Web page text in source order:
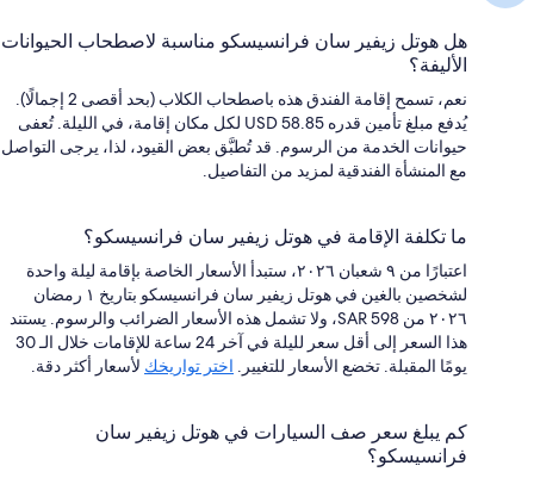
هل هوتل زيفير سان فرانسيسكو مناسبة لاصطحاب الحيوانات
الأليفة؟
نعم، تسمح إقامة الفندق هذه باصطحاب الكلاب (بحد أقصى 2 إجمالًا).
يُدفع مبلغ تأمين قدره USD 58.85 لكل مكان إقامة، في الليلة. تُعفى
حيوانات الخدمة من الرسوم. قد تُطبَّق بعض القيود، لذا، يرجى التواصل
مع المنشأة الفندقية لمزيد من التفاصيل.
ما تكلفة الإقامة في هوتل زيفير سان فرانسيسكو؟
اعتبارًا من ٩ شعبان ٢٠٢٦، ستبدأ الأسعار الخاصة بإقامة ليلة واحدة
لشخصين بالغين في هوتل زيفير سان فرانسيسكو بتاريخ ١ رمضان
٢٠٢٦ من SAR 598، ولا تشمل هذه الأسعار الضرائب والرسوم. يستند
هذا السعر إلى أقل سعر لليلة في آخر 24 ساعة للإقامات خلال الـ 30
يومًا المقبلة. تخضع الأسعار للتغيير. اختر تواريخك لأسعار أكثر دقة.
كم يبلغ سعر صف السيارات في هوتل زيفير سان
فرانسيسكو؟